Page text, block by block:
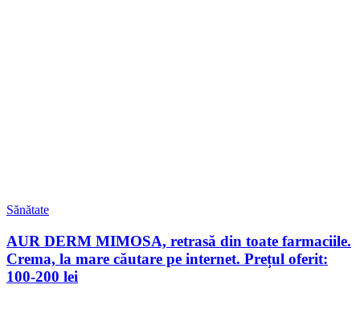
Sănătate
AUR DERM MIMOSA, retrasă din toate farmaciile.
Crema, la mare căutare pe internet. Prețul oferit:
100-200 lei